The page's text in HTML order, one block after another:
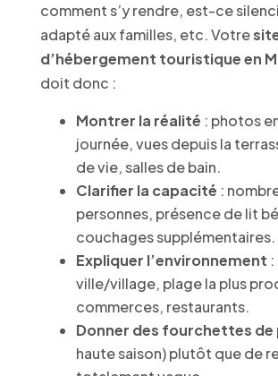
comment s’y rendre, est-ce
adapté aux familles, etc. Votre
d’hébergement touristique en
doit donc :
Montrer la réalité : photos
journée, vues depuis la
de vie, salles de bain.
Clarifier la capacité :
personnes, présence de lit
couchages supplémentaires.
Expliquer l’environnement :
ville/village, plage la plus
commerces, restaurants.
Donner des fourchettes de
haute saison) plutôt que de